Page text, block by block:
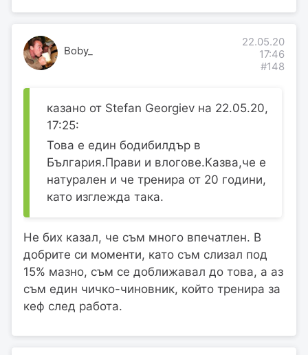
Boby_
22.05.20
17:46
#148
казано от Stefan Georgiev на 22.05.20,
17:25:
Това е един бодибилдър в
България.Прави и влогове.Казва,че е
натурален и че тренира от 20 години,
като изглежда така.
Не бих казал, че съм много впечатлен. В
добрите си моменти, като съм слизал под
15% мазно, съм се доближавал до това, а аз
съм един чичко-чиновник, който тренира за
кеф след работа.